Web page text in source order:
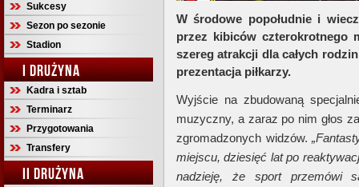
Sukcesy
Sezon po sezonie
Stadion
I DRUŻYNA
Kadra i sztab
Terminarz
Przygotowania
Transfery
II DRUŻYNA
W środowe popołudnie i
przez kibiców czterokrotnego
szereg atrakcji dla całych
prezentacja piłkarzy.
Wyjście na zbudowaną
muzyczny, a zaraz po nim głos
zgromadzonych widzów.
miejscu, dziesięć lat po
nadzieję, że sport przemówi